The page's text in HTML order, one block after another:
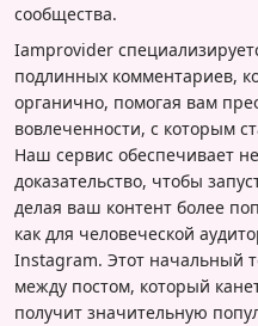
сообщества.
Iamprovider
подлинных комментариев,
органично, помогая вам
вовлеченности, с которым
Наш сервис обеспечивает
доказательство, чтобы
делая ваш контент более
как для человеческой
Instagram. Этот начальный
между постом, который
получит значительную